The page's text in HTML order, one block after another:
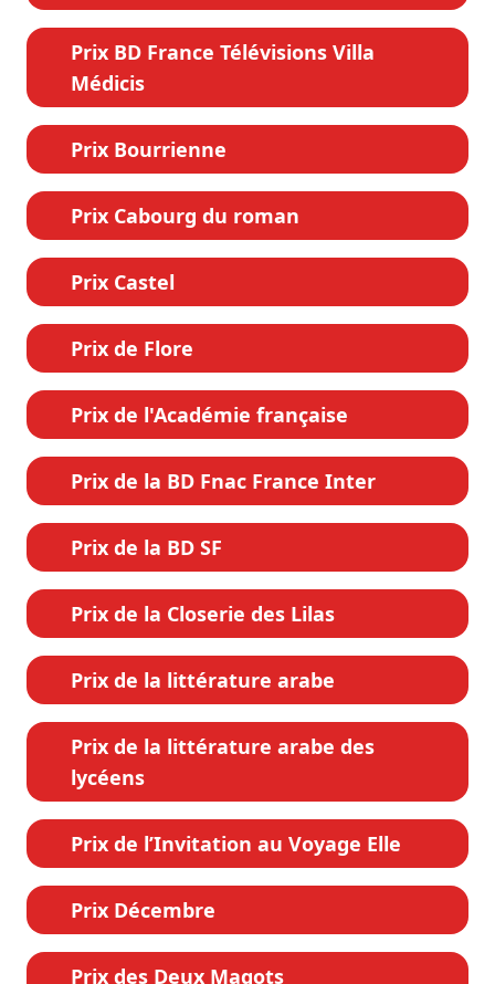
Prix BD France Télévisions Villa
Médicis
Prix Bourrienne
Prix Cabourg du roman
Prix Castel
Prix de Flore
Prix de l'Académie française
Prix de la BD Fnac France Inter
Prix de la BD SF
Prix de la Closerie des Lilas
Prix de la littérature arabe
Prix de la littérature arabe des
lycéens
Prix de l’Invitation au Voyage Elle
Prix Décembre
Prix des Deux Magots